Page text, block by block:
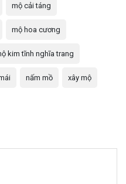
mộ cải táng
mộ hoa cương
kim tĩnh nghĩa trang
nấm mồ xây mộ